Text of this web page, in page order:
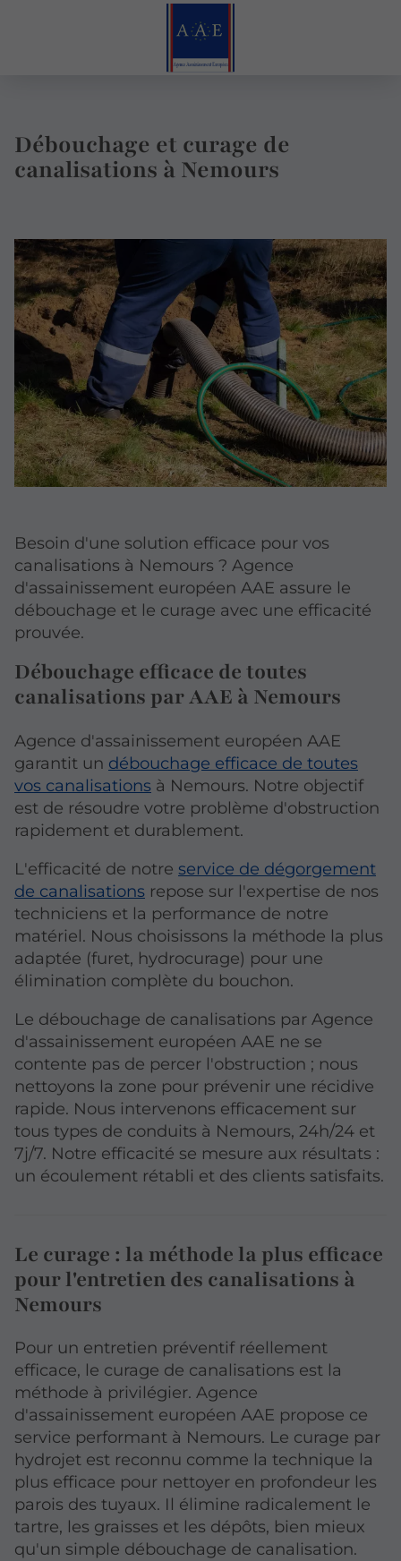
Débouchage et curage de
canalisations à Nemours
Besoin d'une solution efficace pour vos
canalisations à Nemours ? Agence
d'assainissement européen AAE assure le
débouchage et le curage avec une efficacité
prouvée.
Débouchage efficace de toutes
canalisations par AAE à Nemours
Agence d'assainissement européen AAE
garantit un débouchage efficace de toutes
vos canalisations à Nemours. Notre objectif
est de résoudre votre problème d'obstruction
rapidement et durablement.
L'efficacité de notre service de dégorgement
de canalisations repose sur l'expertise de nos
techniciens et la performance de notre
matériel. Nous choisissons la méthode la plus
adaptée (furet, hydrocurage) pour une
élimination complète du bouchon.
Le débouchage de canalisations par Agence
d'assainissement européen AAE ne se
contente pas de percer l'obstruction ; nous
nettoyons la zone pour prévenir une récidive
rapide. Nous intervenons efficacement sur
tous types de conduits à Nemours, 24h/24 et
7j/7. Notre efficacité se mesure aux résultats :
un écoulement rétabli et des clients satisfaits.
Le curage : la méthode la plus efficace
pour l'entretien des canalisations à
Nemours
Pour un entretien préventif réellement
efficace, le curage de canalisations est la
méthode à privilégier. Agence
d'assainissement européen AAE propose ce
service performant à Nemours. Le curage par
hydrojet est reconnu comme la technique la
plus efficace pour nettoyer en profondeur les
parois des tuyaux. Il élimine radicalement le
tartre, les graisses et les dépôts, bien mieux
qu'un simple débouchage de canalisation.